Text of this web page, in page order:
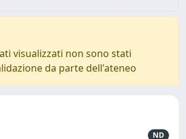
visualizzati non sono stati
da parte dell'ateneo
ND